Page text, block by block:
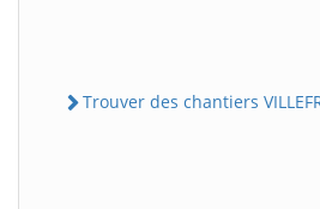
Trouver des chantiers